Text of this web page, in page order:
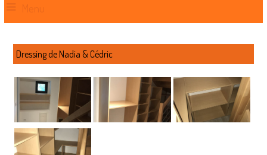
Dressing de Nadia & Cédric